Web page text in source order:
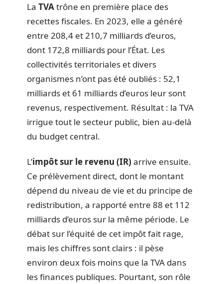
La TVAtrône en première place des
recettes fiscales. En 2023, elle a généré
entre 208,4 et 210,7 milliards d’euros,
dont 172,8 milliards pour l’État. Les
collectivités territoriales et divers
organismes n’ont pas été oubliés : 52,1
milliards et 61 milliards d’euros leur sont
revenus, respectivement. Résultat : la TVA
irrigue tout le secteur public, bien au-delà
du budget central.
L’impôt sur le revenu (IR) arrive ensuite.
Ce prélèvement direct, dont le montant
dépend du niveau de vie et du principe de
redistribution, a rapporté entre 88 et 112
milliards d’euros sur la même période. Le
débat sur l’équité de cet impôt fait rage,
mais les chiffres sont clairs : il pèse
environ deux fois moins que la TVA dans
les finances publiques. Pourtant, son rôle